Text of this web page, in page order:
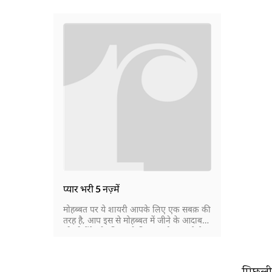
प्यार भरी 5 नज़्में
मोहब्बत पर ये शायरी आपके लिए एक सबक़ की
तरह है, आप इस से मोहब्बत में जीने के आदाब